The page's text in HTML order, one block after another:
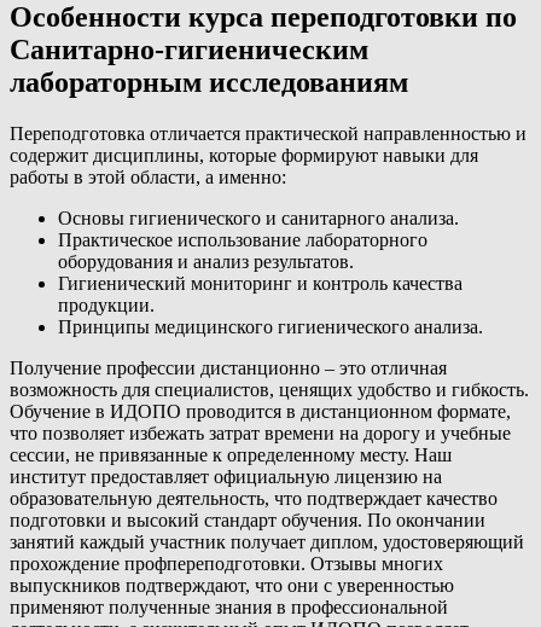
Особенности курса переподготовки по
Санитарно-гигиеническим
лабораторным исследованиям
Переподготовка отличается практической направленностью и
содержит дисциплины, которые формируют навыки для
работы в этой области, а именно:
Основы гигиенического и санитарного анализа.
Практическое использование лабораторного
оборудования и анализ результатов.
Гигиенический мониторинг и контроль качества
продукции.
Принципы медицинского гигиенического анализа.
Получение профессии дистанционно – это отличная
возможность для специалистов, ценящих удобство и гибкость.
Обучение в ИДОПО проводится в дистанционном формате,
что позволяет избежать затрат времени на дорогу и учебные
сессии, не привязанные к определенному месту. Наш
институт предоставляет официальную лицензию на
образовательную деятельность, что подтверждает качество
подготовки и высокий стандарт обучения. По окончании
занятий каждый участник получает диплом, удостоверяющий
прохождение профпереподготовки. Отзывы многих
выпускников подтверждают, что они с уверенностью
применяют полученные знания в профессиональной